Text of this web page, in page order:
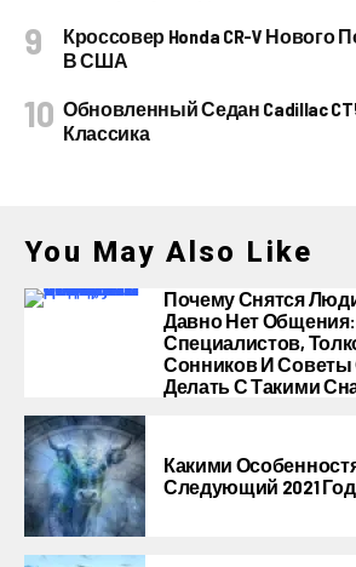
Кроссовер Honda CR-V Нового
В США
Обновленный Седан Cadillac
Классика
You May Also Like
Почему Снятся
Давно Нет
Специалистов,
Сонников И Советы
Делать С Такими
Какими
Следующий 2021